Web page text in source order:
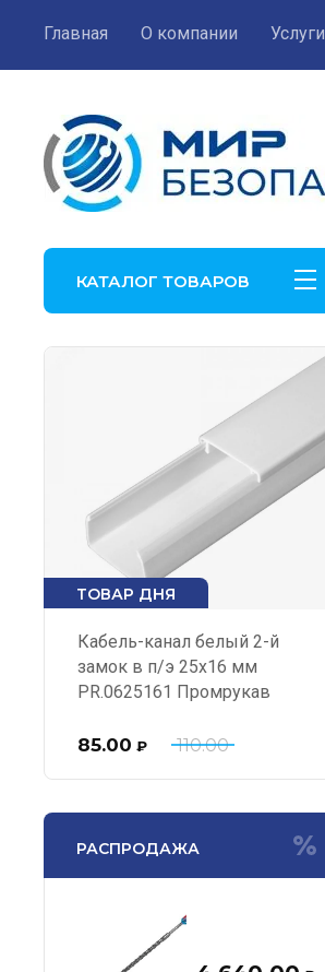
Главная О компании Услуги
КАТАЛОГ ТОВАРОВ
ТОВАР ДНЯ
Кабель-канал белый 2-й
замок в п/э 25х16 мм
PR.0625161 Промрукав
110.00
85.00 ₽
РАСПРОДАЖА